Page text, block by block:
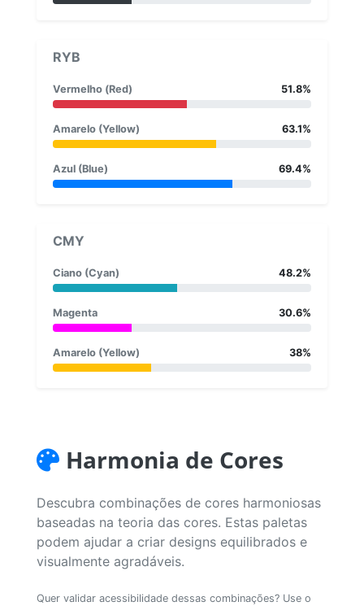
RYB
Vermelho (Red) 51.8%
Amarelo (Yellow) 63.1%
Azul (Blue) 69.4%
CMY
Ciano (Cyan) 48.2%
Magenta 30.6%
Amarelo (Yellow) 38%
Harmonia de Cores
Descubra combinações de cores harmoniosas
baseadas na teoria das cores. Estas paletas
podem ajudar a criar designs equilibrados e
visualmente agradáveis.
Quer validar acessibilidade dessas combinações? Use o